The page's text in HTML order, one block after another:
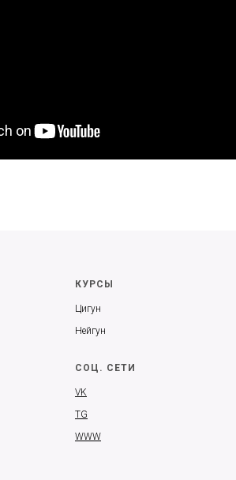
КУРСЫ
Цигун
Нейгун
СОЦ. СЕТИ
VK
TG
WWW